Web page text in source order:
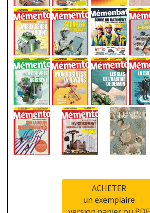
ACHETER
un exemplaire